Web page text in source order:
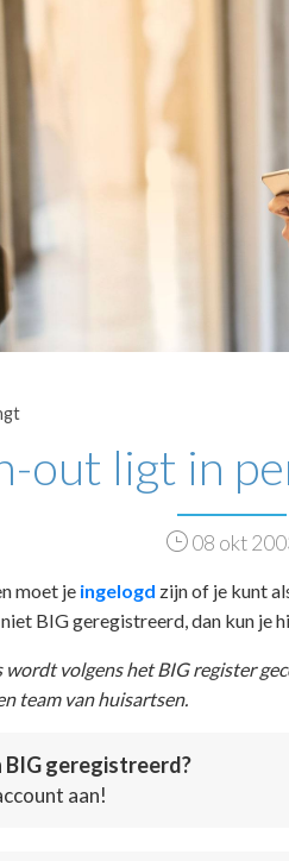
HUISARTSENPOST
PRAKTIJKZAKEN
VPHUISARTSEN
MEDISCHE VAKHANDEL
REGISTRATIE
out ligt in
08 okt
moet je ingelogd zijn of je kunt
niet BIG geregistreerd, dan kun je
wordt volgens het BIG register
team van huisartsen.
BIG geregistreerd?
aan!